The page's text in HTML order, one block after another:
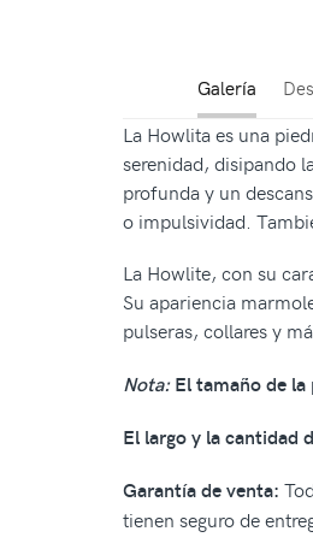
Galería
La Howlita es una
serenidad, disipando
profunda y un
o impulsividad.
La Howlite, con su
Su apariencia
pulseras, collares y
Nota:El tamaño de la
El largo y la cantidad
Garantía de venta:
tienen seguro de